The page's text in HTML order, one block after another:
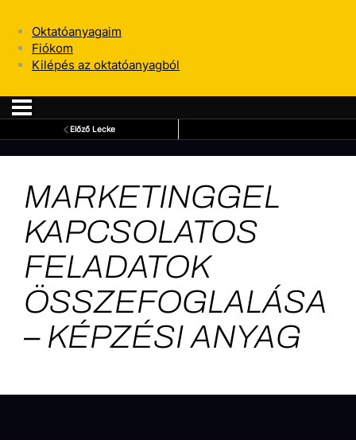
Oktatóanyagaim
Fiókom
Kilépés az oktatóanyagból
Előző Lecke
MARKETINGGEL
KAPCSOLATOS
FELADATOK
ÖSSZEFOGLALÁSA
– KÉPZÉSI ANYAG